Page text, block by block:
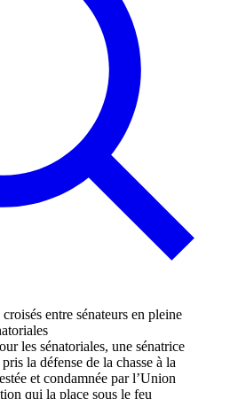
les sénatoriales, une sénatrice
la défense de la chasse à la
et condamnée par l’Union
qui la place sous le feu